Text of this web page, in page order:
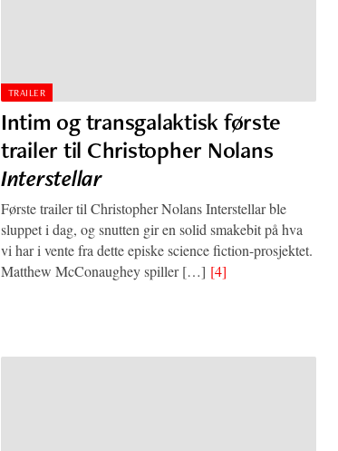
TRAILER
Intim og transgalaktisk første
trailer til Christopher Nolans
Interstellar
Første trailer til Christopher Nolans Interstellar ble
sluppet i dag, og snutten gir en solid smakebit på hva
vi har i vente fra dette episke science fiction-prosjektet.
Matthew McConaughey spiller […] [4]